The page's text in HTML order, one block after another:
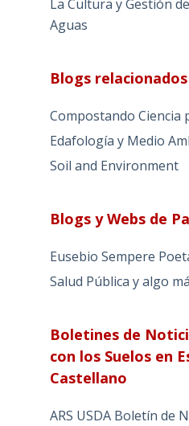
La Cultura y Gestión
Aguas
Blogs
Compostando Ciencia
Edafología y Medio
Soil and Environment
Blogs y Webs de
Eusebio Sempere
Salud Pública y algo
Boletines de
con los Suelos en
Castellano
ARS USDA Boletín de